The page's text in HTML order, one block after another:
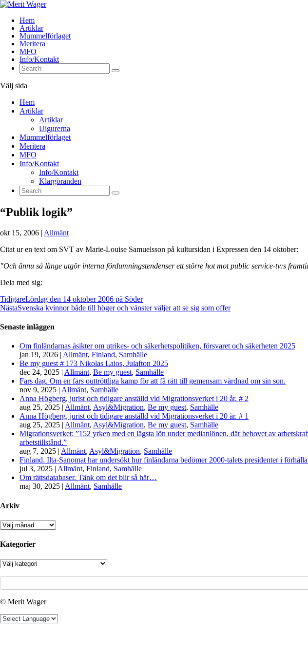
Hem
Artiklar
Mummelförlaget
Meritera
MFO
Info/Kontakt
Välj sida
Hem
Artiklar
Artiklar
Uigurerna
Mummelförlaget
Meritera
MFO
Info/Kontakt
Info/Kontakt
Klargöranden
“Publik logik”
okt 15, 2006 | Allmänt
Citat ur en text om SVT av Marie-Louise Samuelsson på kultursidan i Expressen den 14 oktober:
"Och ännu så länge utgör interna fördumningstendenser ett större hot mot public service-tv:s
Dela med sig:
TidigareLördag den 14 oktober 2006 på Söder
NästaSvenska kvinnor både till höger och vänster väljer att se sig som offer
Senaste inläggen
Om finländarnas åsikter om utrikes- och säkerhetspolitiken, försvaret och säkerheten 2025
jan 19, 2026 | Allmänt, Finland, Samhälle
Be my guest # 173 Nikolas Laios, Julafton 2025
dec 24, 2025 | Allmänt, Be my guest, Samhälle
Fars dag. Om en fars outtröttliga kamp för att få rätt till gemensam vårdnad om sin son.
nov 9, 2025 | Allmänt, Samhälle
Anna Högberg, jurist och tidigare anställd vid Migrationsverket i 20 år. # 2
aug 25, 2025 | Allmänt, Asyl&Migration, Be my guest, Samhälle
Anna Högberg, jurist och tidigare anställd vid Migrationsverket i 20 år. # 1
aug 25, 2025 | Allmänt, Asyl&Migration, Be my guest, Samhälle
Migrationsverket: ”152 yrken med en lägsta lön under medianlönen, där behovet av
arbetstillstånd.”
aug 7, 2025 | Allmänt, Asyl&Migration, Samhälle
Finland. Ilta-Sanomat har undersökt hur finländarna bedömer 2000-talets presidenter i
jul 3, 2025 | Allmänt, Finland, Samhälle
Om rättsdatabaser. Tänk om det blir så här…
maj 30, 2025 | Allmänt, Samhälle
Arkiv
Arkiv
Kategorier
Kategorier
© Merit Wager